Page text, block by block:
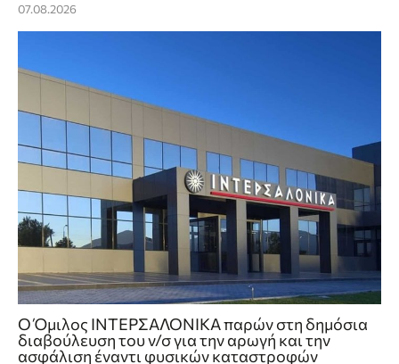
07.08.2026
Ο Όμιλος ΙΝΤΕΡΣΑΛΟΝΙΚΑ παρών στη δημόσια
διαβούλευση του ν/σ για την αρωγή και την
ασφάλιση έναντι φυσικών καταστροφών